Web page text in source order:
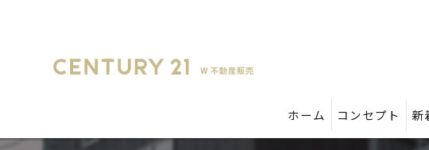
ホーム コンセプト 新